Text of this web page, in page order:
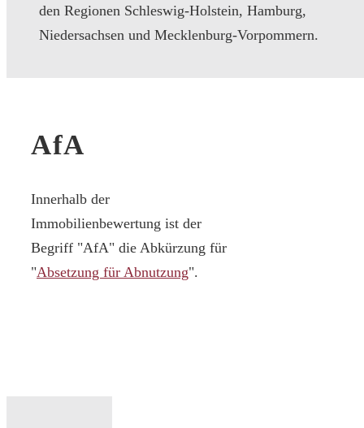
den Regionen Schleswig-Holstein, Hamburg,
Niedersachsen und Mecklenburg-Vorpommern.
AfA
Innerhalb der
Immobilienbewertung ist der
Begriff "AfA" die Abkürzung für
"Absetzung für Abnutzung".